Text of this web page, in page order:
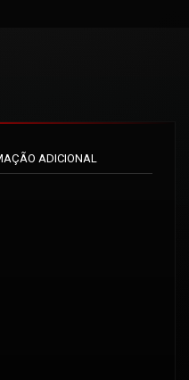
ADICIONAL